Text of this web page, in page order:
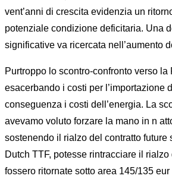
vent’anni di crescita evidenzia un
potenziale condizione deficitaria. Una
significative va ricercata nell’aumento
Purtroppo lo scontro-confronto verso la
esacerbando i costi per l’importazione
conseguenza i costi dell’energia. La
avevamo voluto forzare la mano in n
sostenendo il rialzo del contratto future
Dutch TTF, potesse rintracciare il
fossero ritornate sotto area 145/135